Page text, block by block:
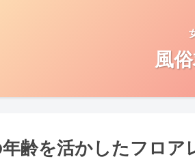
風
齢を活かしたフロア